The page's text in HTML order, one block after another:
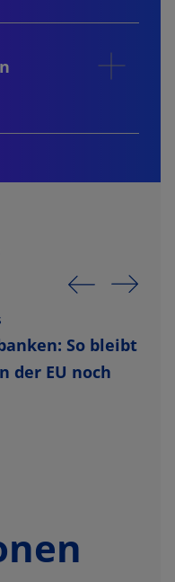
So bleibt
der EU noch